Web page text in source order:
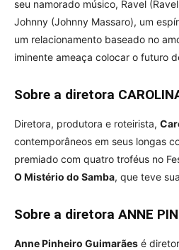
seu namorado músico, Ravel
Johnny (Johnny Massaro), um
um relacionamento baseado no
iminente ameaça colocar o futuro
Sobre a diretora
Diretora, produtora e roteirista,
contemporâneos em seus longas
premiado com quatro troféus no
O Mistério do Samba, que teve
Sobre a diretora ANNE
Anne Pinheiro Guimarães é